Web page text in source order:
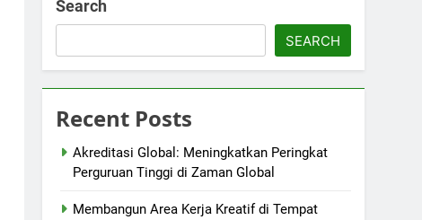
Search
SEARCH
Recent Posts
Akreditasi Global: Meningkatkan Peringkat
Perguruan Tinggi di Zaman Global
Membangun Area Kerja Kreatif di Tempat